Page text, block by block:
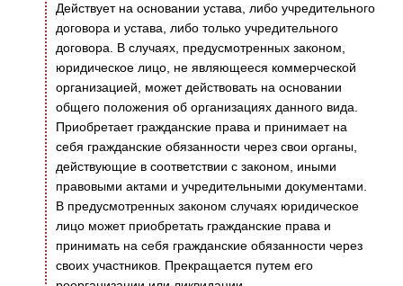
Действует на основании устава, либо учредительного
договора и устава, либо только учредительного
договора. В случаях, предусмотренных законом,
юридическое лицо, не являющееся коммерческой
организацией, может действовать на основании
общего положения об организациях данного вида.
Приобретает гражданские права и принимает на
себя гражданские обязанности через свои органы,
действующие в соответствии с законом, иными
правовыми актами и учредительными документами.
В предусмотренных законом случаях юридическое
лицо может приобретать гражданские права и
принимать на себя гражданские обязанности через
своих участников. Прекращается путем его